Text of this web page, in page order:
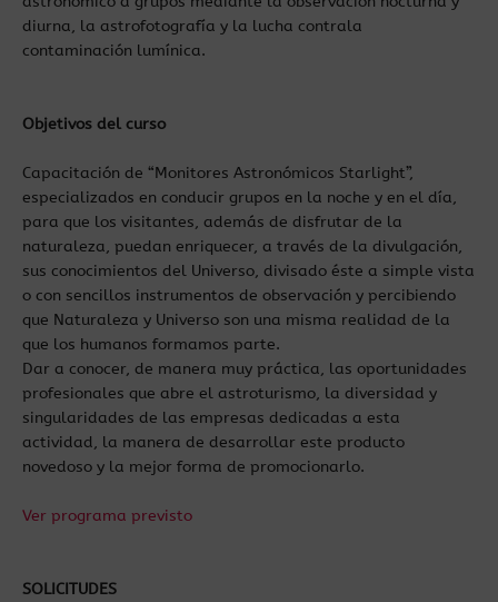
diurna, la astrofotografía y la lucha contrala
contaminación lumínica.
Objetivos del curso
Capacitación de “Monitores Astronómicos Starlight”,
especializados en conducir grupos en la noche y en el día,
para que los visitantes, además de disfrutar de la
naturaleza, puedan enriquecer, a través de la divulgación,
sus conocimientos del Universo, divisado éste a simple vista
o con sencillos instrumentos de observación y percibiendo
que Naturaleza y Universo son una misma realidad de la
que los humanos formamos parte.
Dar a conocer, de manera muy práctica, las oportunidades
profesionales que abre el astroturismo, la diversidad y
singularidades de las empresas dedicadas a esta
actividad, la manera de desarrollar este producto
novedoso y la mejor forma de promocionarlo.
Ver programa previsto
SOLICITUDES